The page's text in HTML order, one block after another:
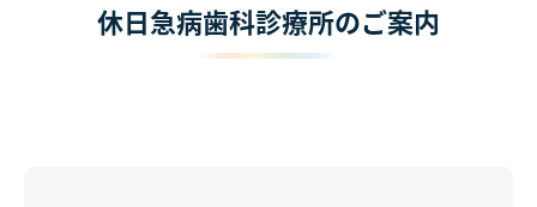
休日急病歯科診療所のご案内